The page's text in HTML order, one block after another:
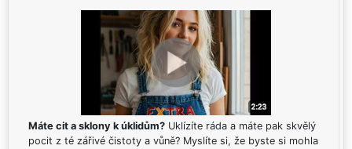
Máte cit a sklony k úklidům? Uklízíte ráda a máte pak skvělý
pocit z té zářivé čistoty a vůně? Myslíte si, že byste si mohla